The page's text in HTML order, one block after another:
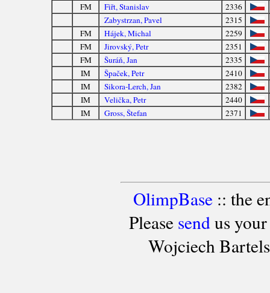
FM
Fiřt, Stanislav
2336
Zabystrzan, Pavel
2315
FM
Hájek, Michal
2259
FM
Jirovský, Petr
2351
FM
Šuráň, Jan
2335
IM
Špaček, Petr
2410
IM
Sikora-Lerch, Jan
2382
IM
Velička, Petr
2440
IM
Gross, Štefan 2371
OlimpBase:: the
Please sendus your
Wojciech